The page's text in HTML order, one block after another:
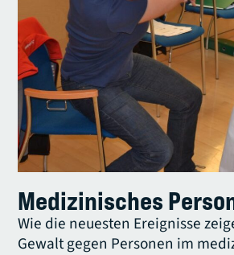
Medizinisches
Wie die neuesten Ereignisse
Gewalt gegen Personen im